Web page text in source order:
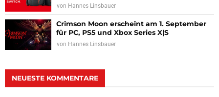
von Hannes Linsbauer
Crimson Moon erscheint am 1. September
für PC, PS5 und Xbox Series X|S
von Hannes Linsbauer
NEUESTE KOMMENTARE